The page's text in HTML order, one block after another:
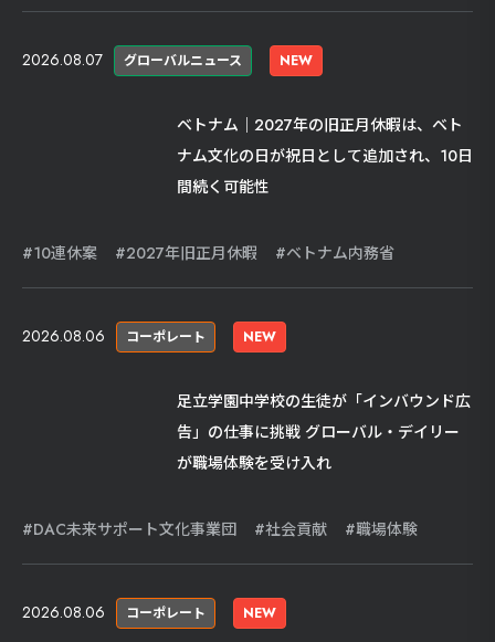
NEW
グローバルニュース
2026.08.07
ベトナム｜2027年の旧正月休暇は、ベト
ナム文化の日が祝日として追加され、10日
間続く可能性
10連休案 2027年旧正月休暇 ベトナム内務省
NEW
コーポレート
2026.08.06
足立学園中学校の生徒が「インバウンド広
告」の仕事に挑戦 グローバル・デイリー
が職場体験を受け入れ
DAC未来サポート文化事業団 社会貢献 職場体験
NEW
コーポレート
2026.08.06